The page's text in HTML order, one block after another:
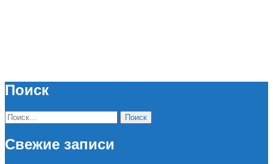
Поиск
Найти:
Свежие записи